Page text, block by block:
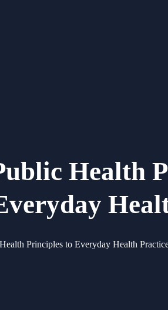
Health
Principles to Everyday Health